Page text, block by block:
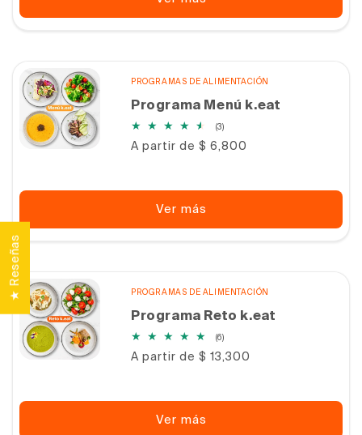
PROGRAMAS DE ALIMENTACIÓN
Programa Menú k.eat
(3)3
totales
Precio
A partir de $ 6,800
Ver más
PROGRAMAS DE ALIMENTACIÓN
Programa Reto k.eat
(6)6
totales
Precio
A partir de $ 13,300
Ver más
★ Reseñas